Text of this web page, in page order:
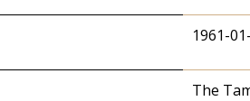
1961-
The